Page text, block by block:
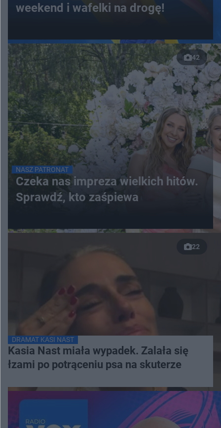
weekend i wafelki na drogę!
42
NASZ PATRONAT
Czeka nas impreza wielkich hitów.
Sprawdź, kto zaśpiewa
22
DRAMAT KASI NAST
Kasia Nast miała wypadek. Zalała się
łzami po potrąceniu psa na skuterze